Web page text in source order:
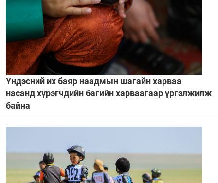
Үндэсний их баяр наадмын шагайн харваа
насанд хүрэгчдийн багийн харваагаар үргэлжилж
байна